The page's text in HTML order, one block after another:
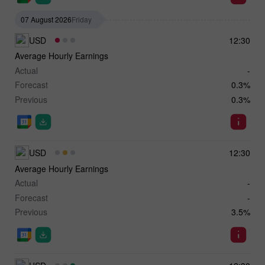
07 August 2026Friday
12:30
USD
Average Hourly Earnings
Actual
-
Forecast
0.3%
Previous
0.3%
12:30
USD
Average Hourly Earnings
Actual
-
Forecast
-
Previous
3.5%